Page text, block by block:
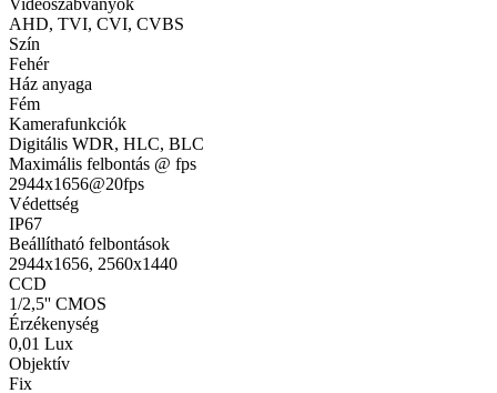
Videoszabványok
AHD, TVI, CVI, CVBS
Szín
Fehér
Ház anyaga
Fém
Kamerafunkciók
Digitális WDR, HLC, BLC
Maximális felbontás @ fps
2944x1656@20fps
Védettség
IP67
Beállítható felbontások
2944x1656, 2560x1440
CCD
1/2,5'' CMOS
Érzékenység
0,01 Lux
Objektív
Fix